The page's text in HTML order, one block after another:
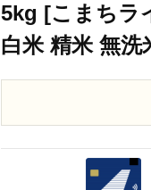
5kg [こまちラ
白米 精米 無